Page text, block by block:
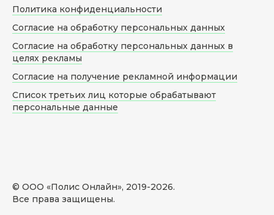
© ООО «Полис Онлайн», 2019-2026.
Все права защищены.
Политика конфиденциальности
Согласие на обработку персональных данных
Согласие на обработку персональных данных в
целях рекламы
Согласие на получение рекламной информации
Список третьих лиц которые обрабатывают
персональные данные